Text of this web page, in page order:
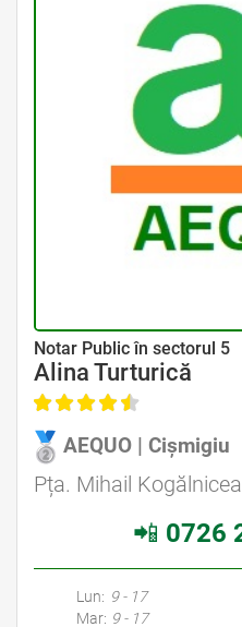
Avocat Specializat în Drept Civil • Avocat Specializat în
Notar Public în sectorul 5
Alina Turturică
AEQUO | Cișmigiu
Pța. Mihail
📲 0726
Avocati Bucuresti • Cabinete Avocatura Bucuresti • Avocati Specializati
Lun: 9 - 17
Mar: 9 - 17